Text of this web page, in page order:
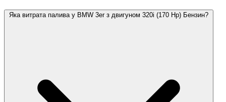
Яка витрата палива у BMW 3er з двигуном 320i (170 Hp) Бензин?